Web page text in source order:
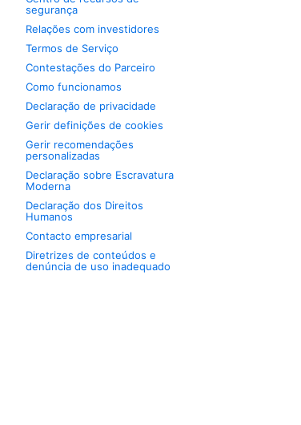
segurança
Relações com investidores
Termos de Serviço
Contestações do Parceiro
Como funcionamos
Declaração de privacidade
Gerir definições de cookies
Gerir recomendações
personalizadas
Declaração sobre Escravatura
Moderna
Declaração dos Direitos
Humanos
Contacto empresarial
Diretrizes de conteúdos e
denúncia de uso inadequado